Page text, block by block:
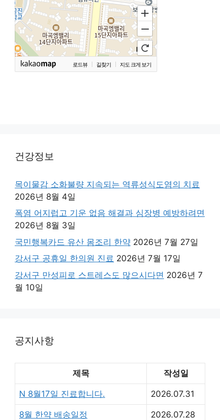
로드뷰 길찾기 지도 크게 보기
건강정보
목이물감 소화불량 지속되는 역류성식도염의 치료
2026년 8월 4일
폭염 어지럽고 기운 없음 해결과 심장병 예방하려면
2026년 8월 3일
국민행복카드 유산 몸조리 한약 2026년 7월 27일
강서구 공휴일 한의원 진료 2026년 7월 17일
강서구 만성피로 스트레스도 많으시다면 2026년 7
월 10일
공지사항
제목 작성일
N 8월17일 진료합니다. 2026.07.31
8월 한약 배송일정 2026.07.28